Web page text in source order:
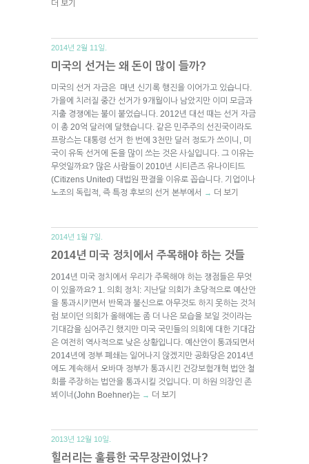
더 보기
2014년 2월 11일.
미국의 선거는 왜 돈이 많이 들까?
미국의 선거 자금은 매년 신기록 행진을 이어가고 있습니다.
가을에 치러질 중간 선거가 9개월이나 남았지만 이미 모금과
지출 경쟁에는 불이 붙었습니다. 2012년 대선 때는 선거 자금
이 총 20억 달러에 달했습니다. 같은 민주주의 선진국이라도
프랑스는 대통령 선거 한 번에 3천만 달러 정도가 쓰이니, 미
국이 유독 선거에 돈을 많이 쓰는 것은 사실입니다. 그 이유는
무엇일까요? 많은 사람들이 2010년 시티즌즈 유나이티드
(Citizens United) 대법원 판결을 이유로 꼽습니다. 기업이나
노조의 독립적, 즉 특정 후보의 선거 본부에서
→ 더 보기
2014년 1월 7일.
2014년 미국 정치에서 주목해야 하는 것들
2014년 미국 정치에서 우리가 주목해야 하는 쟁점들은 무엇
이 있을까요? 1. 의회 정치: 지난달 의회가 초당적으로 예산안
을 통과시키면서 반목과 불신으로 아무것도 하지 못하는 것처
럼 보이던 의회가 올해에는 좀 더 나은 모습을 보일 것이라는
기대감을 심어주긴 했지만 미국 국민들의 의회에 대한 기대감
은 여전히 역사적으로 낮은 상황입니다. 예산안이 통과되면서
2014년에 정부 폐쇄는 일어나지 않겠지만 공화당은 2014년
에도 계속해서 오바마 정부가 통과시킨 건강보험개혁 법안 철
회를 주장하는 법안을 통과시킬 것입니다. 미 하원 의장인 존
뵈이너(John Boehner)는 → 더 보기
2013년 12월 10일.
힐러리는 훌륭한 국무장관이었나?